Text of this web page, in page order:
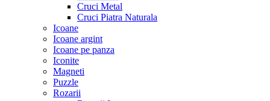
Cruci Metal
Cruci Piatra Naturala
Icoane
Icoane argint
Icoane pe panza
Iconite
Magneti
Puzzle
Rozarii